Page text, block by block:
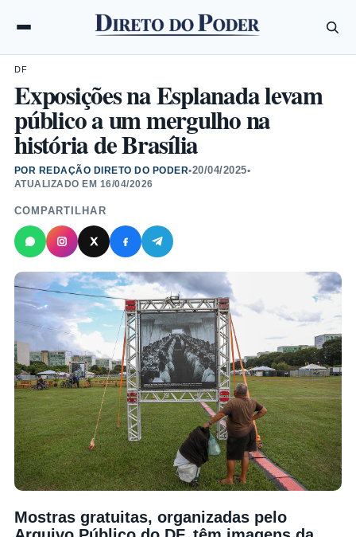
DF
Exposições na Esplanada levam
público a um mergulho na
história de Brasília
POR REDAÇÃO DIRETO DO PODER•20/04/2025•
ATUALIZADO EM 16/04/2026
COMPARTILHAR
Mostras gratuitas, organizadas pelo